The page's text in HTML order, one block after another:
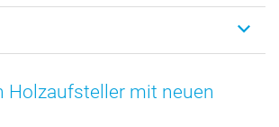
als Buch & Poster
Holzaufsteller mit neuen